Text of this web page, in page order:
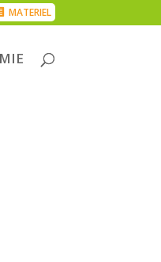
MATERIEL